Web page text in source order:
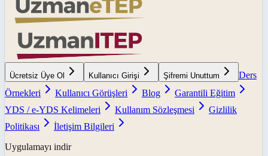
Ücretsiz Üye Ol Kullanıcı Girişi Şifremi Unuttum
Ders
Örnekleri
Kullanıcı Görüşleri Blog
Garantili Eğitim
YDS / e-YDS Kelimeleri
Kullanım Sözleşmesi
Gizlilik
Politikası
İletişim Bilgileri
Uygulamayı indir